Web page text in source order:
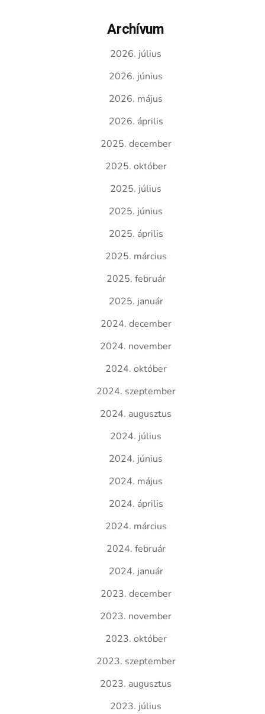
Archívum
2026. július
2026. június
2026. május
2026. április
2025. december
2025. október
2025. július
2025. június
2025. április
2025. március
2025. február
2025. január
2024. december
2024. november
2024. október
2024. szeptember
2024. augusztus
2024. július
2024. június
2024. május
2024. április
2024. március
2024. február
2024. január
2023. december
2023. november
2023. október
2023. szeptember
2023. augusztus
2023. július